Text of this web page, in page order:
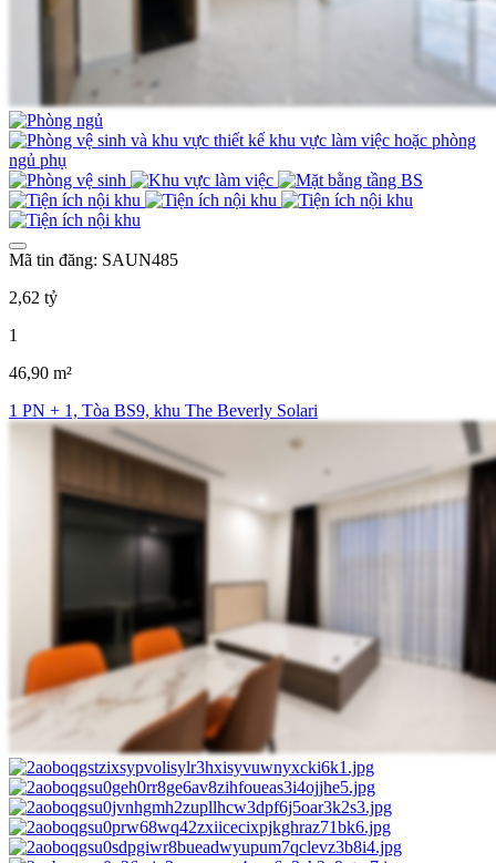
Mã tin đăng: SAUN485
2,62 tỷ
1
46,90 m²
1 PN + 1, Tòa BS9, khu The Beverly Solari